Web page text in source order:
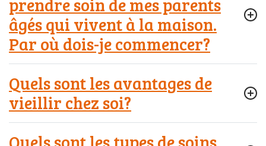
âgés qui vivent à la maison.
Par où dois-je commencer?
Quels sont les avantages de
vieillir chez soi?